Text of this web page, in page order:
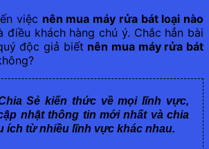
việc nên mua máy rửa bát loại nào
điều khách hàng chú ý. Chắc hẳn bài
độc giả biết nên mua máy rửa bát
Sẻ kiến thức về mọi lĩnh vực,
nhật thông tin mới nhất và chia
ích từ nhiều lĩnh vực khác nhau.